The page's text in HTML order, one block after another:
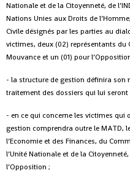
Nationale et de la Citoyenneté, de
Nations Unies aux Droits de
Civile désignés par les parties au
victimes, deux (02) représentants du
Mouvance et un (01) pour
- la structure de gestion définira son
traitement des dossiers qui lui
- en ce qui concerne les victimes qui
gestion comprendra outre le MATD,
l’Economie et des Finances, du
l’Unité Nationale et de la
l’Opposition ;